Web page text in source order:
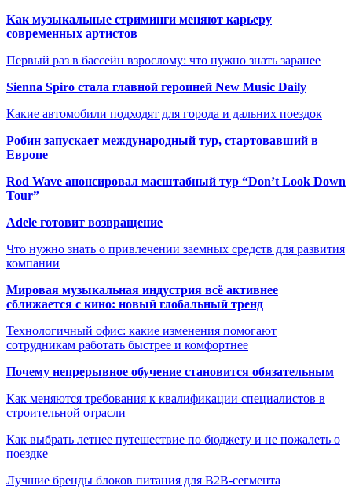
Как музыкальные стриминги меняют карьеру
современных артистов
Первый раз в бассейн взрослому: что нужно знать заранее
Sienna Spiro стала главной героиней New Music Daily
Какие автомобили подходят для города и дальних поездок
Робин запускает международный тур, стартовавший в
Европе
Rod Wave анонсировал масштабный тур “Don’t Look Down
Tour”
Adele готовит возвращение
Что нужно знать о привлечении заемных средств для развития
компании
Мировая музыкальная индустрия всё активнее
сближается с кино: новый глобальный тренд
Технологичный офис: какие изменения помогают
сотрудникам работать быстрее и комфортнее
Почему непрерывное обучение становится обязательным
Как меняются требования к квалификации специалистов в
строительной отрасли
Как выбрать летнее путешествие по бюджету и не пожалеть о
поездке
Лучшие бренды блоков питания для B2B-сегмента